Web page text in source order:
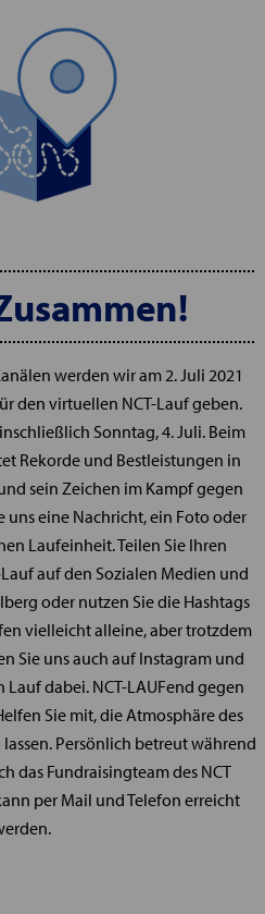
werden wir am 2. Juli 2021
den virtuellen NCT-Lauf geben.
Sonntag, 4. Juli. Beim
Rekorde und Bestleistungen in
sein Zeichen im Kampf gegen
uns eine Nachricht, ein Foto oder
Laufeinheit. Teilen Sie Ihren
auf den Sozialen Medien und
oder nutzen Sie die Hashtags
vielleicht alleine, aber trotzdem
Sie uns auch auf Instagram und
dabei. NCT-LAUFend gegen
Sie mit, die Atmosphäre des
Persönlich betreut während
das Fundraisingteam des NCT
per Mail und Telefon erreicht